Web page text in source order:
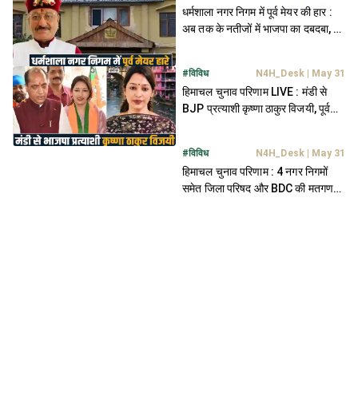
धर्मशाला नगर निगम में पूर्व मेयर की हार :
अब तक के नतीजों में भाजपा का दबदबा, 3
#विविध N4H_Desk| May 31
हिमाचल चुनाव परिणाम LIVE : मंडी से
BJP प्रत्याशी कृष्णा ठाकुर विजयी, पूर्व
#विविध N4H_Desk| May 31
हिमाचल चुनाव परिणाम : 4 नगर निगमों
समेत जिला परिषद और BDC की मतगणना